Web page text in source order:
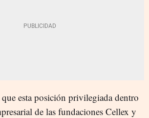
esta posición privilegiada dentro
de las fundaciones Cellex y